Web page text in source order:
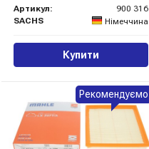
Артикул:
900 316
SACHS
Німеччина
Купити
Рекомендуємо